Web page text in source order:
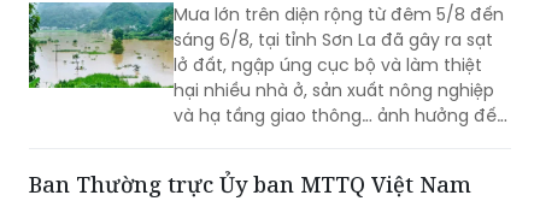
Mưa lớn trên diện rộng từ đêm 5/8 đến
sáng 6/8, tại tỉnh Sơn La đã gây ra sạt
lở đất, ngập úng cục bộ và làm thiệt
hại nhiều nhà ở, sản xuất nông nghiệp
và hạ tầng giao thông… ảnh hưởng đến
Ban Thường trực Ủy ban MTTQ Việt Nam